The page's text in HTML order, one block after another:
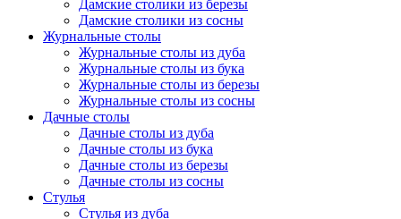
Дамские столики из березы
Дамские столики из сосны
Журнальные столы
Журнальные столы из дуба
Журнальные столы из бука
Журнальные столы из березы
Журнальные столы из сосны
Дачные столы
Дачные столы из дуба
Дачные столы из бука
Дачные столы из березы
Дачные столы из сосны
Стулья
Стулья из дуба